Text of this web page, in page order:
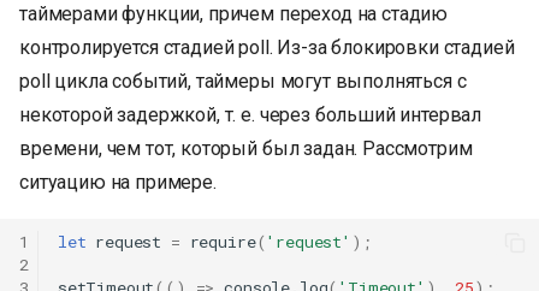
таймерами функции, причем переход на стадию
контролируется стадией poll. Из-за блокировки стадией
poll цикла событий, таймеры могут выполняться с
некоторой задержкой, т. е. через больший интервал
времени, чем тот, который был задан. Рассмотрим
ситуацию на примере.
1
2
let request = require( 'request' );